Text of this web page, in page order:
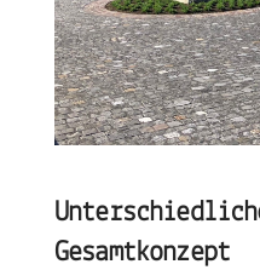
Gesamtkonzept